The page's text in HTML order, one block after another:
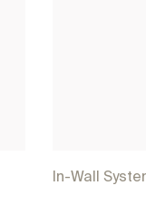
In-Wall